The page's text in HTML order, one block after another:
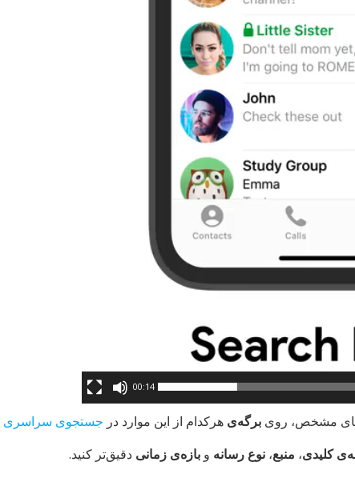
00:14
مشخص، روی برگه‌ی هرکدام از این موارد در جستجوی سراسری
کلیدی، منبع، نوع رسانه و بازه‌ی زمانی دقیق‌تر کنید.